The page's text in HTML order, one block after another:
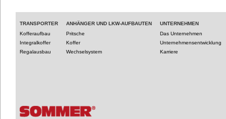
TRANSPORTER
Kofferaufbau
Integralkoffer
Regalausbau
ANHÄNGER UND LKW-AUFBAUTEN
Pritsche
Koffer
Wechselsystem
UNTERNEHMEN
Das Unternehmen
Unternehmensentwicklung
Karriere